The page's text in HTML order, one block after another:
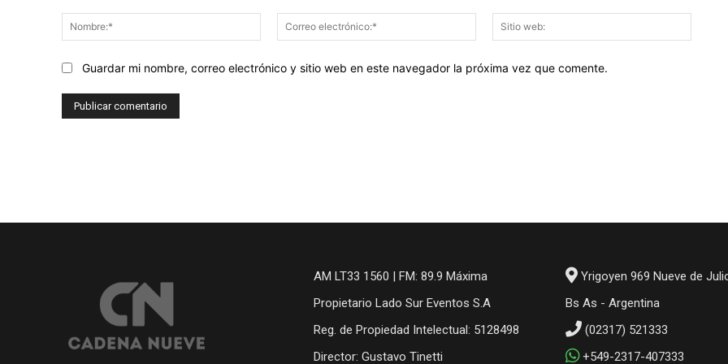
Nombre:*
Correo
electrónico:*
web:
Guardar mi nombre, correo electrónico y sitio web en este navegador la próxima vez que comente.
AM LT33 1560 | FM: 89.9 Máxima
Propietario Lado Sur Eventos S.A
Reg. de Propiedad Intelectual: 5128498
Director: Gustavo Tinetti
Yrigoyen 969 Nueve de
Bs As - Argentina
(02317) 521333
+549-2317-407333